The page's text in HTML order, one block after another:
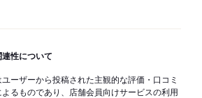
性について
ーザーから投稿された主観的な評価・口コミ
るものであり、店舗会員向けサービスの利用